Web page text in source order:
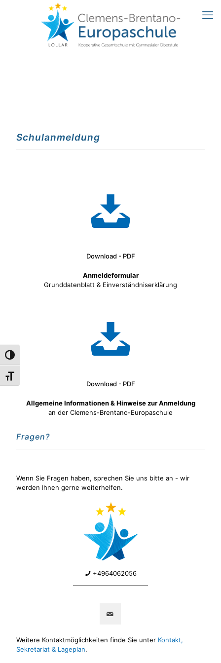
Umschalten auf hohe Kontraste
Schrift vergrößern
Schulanmeldung
Download - PDF
Anmeldeformular
Grunddatenblatt & Einverständniserklärung
Download - PDF
Allgemeine Informationen & Hinweise zur Anmeldung
an der Clemens-Brentano-Europaschule
Fragen?
Wenn Sie Fragen haben, sprechen Sie uns bitte an - wir
werden Ihnen gerne weiterhelfen.
+4964062056
Weitere Kontaktmöglichkeiten finde Sie unter Kontakt,
Sekretariat & Lageplan.